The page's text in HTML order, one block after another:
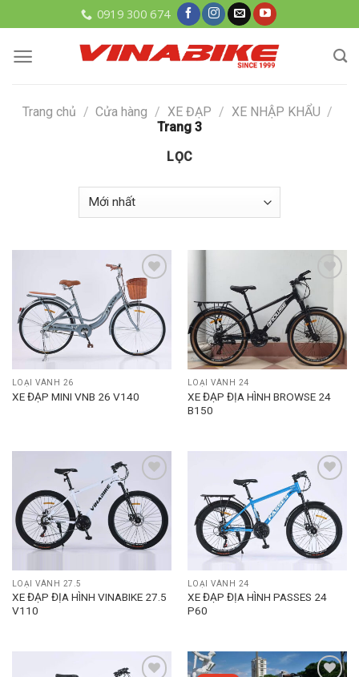
to
content
0919 300 674
Trang chủ / Cửa hàng / XE ĐẠP / XE NHẬP KHẨU /
Trang 3
LỌC
Add to
wishlist
LOẠI VÀNH 26
XE ĐẠP MINI VNB 26 V140
Add to
wishlist
LOẠI VÀNH 24
XE ĐẠP ĐỊA HÌNH BROWSE 24
B150
Add to
wishlist
LOẠI VÀNH 27.5
XE ĐẠP ĐỊA HÌNH VINABIKE 27.5
V110
Add to
wishlist
LOẠI VÀNH 24
XE ĐẠP ĐỊA HÌNH PASSES 24
P60